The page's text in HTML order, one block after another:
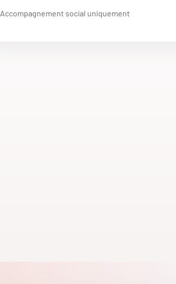
Accompagnement social uniquement